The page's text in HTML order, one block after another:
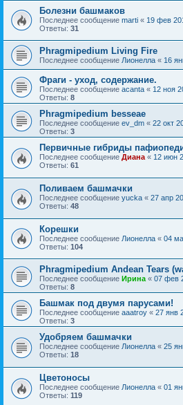
Болезни башмаков
Последнее сообщение marti « 19 фев
Ответы: 31
Phragmipedium Living Fire
Последнее сообщение Лионелла « 16
Фраги - уход, содержание.
Последнее сообщение acanta « 12 ноя
Ответы: 8
Phragmipedium besseae
Последнее сообщение ev_dm « 22 окт
Ответы: 3
Первичные гибриды
Последнее сообщение Диана« 12 июн
Ответы: 61
Поливаем башмачки
Последнее сообщение yucka « 27 апр
Ответы: 48
Корешки
Последнее сообщение Лионелла « 04
Ответы: 104
Phragmipedium Andean Tears
Последнее сообщение Ирина « 07 фев
Ответы: 8
Башмак под двумя парусами!
Последнее сообщение aaatroy « 27 янв
Ответы: 3
Удобряем башмачки
Последнее сообщение Лионелла « 25
Ответы: 18
Цветоносы
Последнее сообщение Лионелла « 01
Ответы: 119